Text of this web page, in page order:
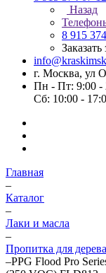
Назад
8 915
г. Москва, ул
Пн - Пт: 9:00 -
Сб: 10:00 -
Главная
–
Каталог
–
Лаки и масла
–
Пропитка для дерева
–PPG Flood Pro